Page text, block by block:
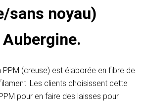
sans noyau)
(creuse) est élaborée en fibre de
Les clients choisissent cette
pour en faire des laisses pour